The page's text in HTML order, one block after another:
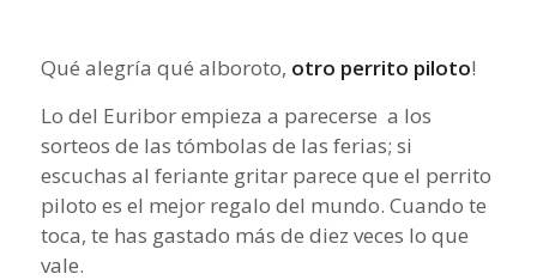
Qué alegría qué alboroto, otro perrito piloto!
Lo del Euribor empieza a parecerse a los
sorteos de las tómbolas de las ferias; si
escuchas al feriante gritar parece que el perrito
piloto es el mejor regalo del mundo. Cuando te
toca, te has gastado más de diez veces lo que
vale.